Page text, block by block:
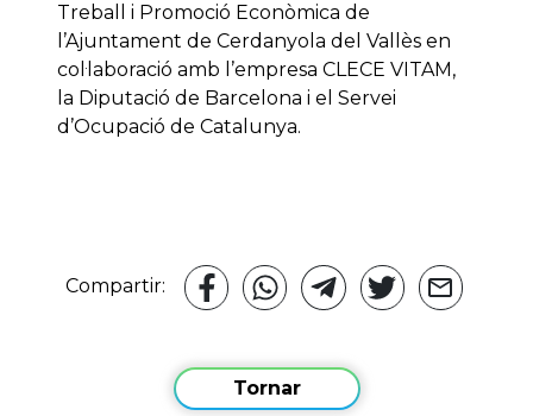
Treball i Promoció Econòmica de
l’Ajuntament de Cerdanyola del Vallès en
col·laboració amb l’empresa CLECE VITAM,
la Diputació de Barcelona i el Servei
d’Ocupació de Catalunya.
Compartir:
Tornar